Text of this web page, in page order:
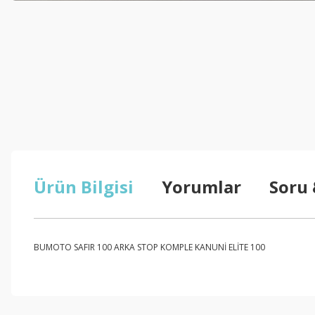
Ürün Bilgisi Yorumlar Soru
BUMOTO SAFIR 100 ARKA STOP KOMPLE KANUNİ ELİTE 100